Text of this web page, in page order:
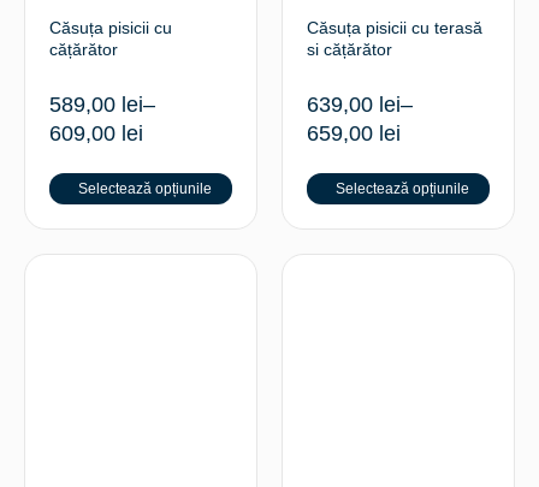
Căsuța pisicii cu
cățărător
589,00 lei–
609,00 lei
Selectează opțiunile
Căsuța pisicii cu terasă
si cățărător
639,00 lei–
659,00 lei
Selectează opțiunile